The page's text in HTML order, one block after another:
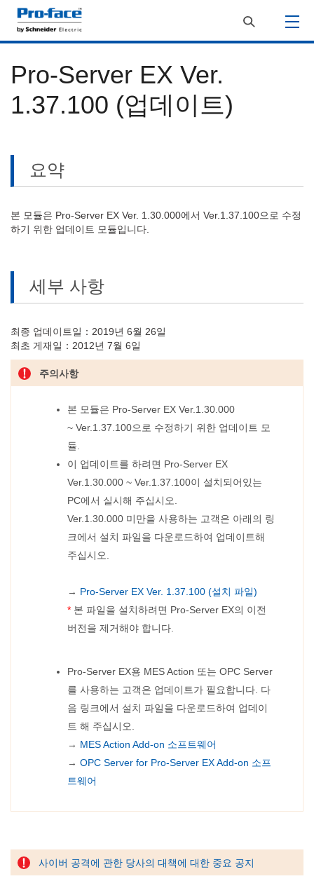
Pro-Server EX Ver.
1.37.100 (업데이트)
요약
본 모듈은 Pro-Server EX Ver. 1.30.000에서 Ver.1.37.100으로 수정
하기 위한 업데이트 모듈입니다.
세부 사항
최종 업데이트일：2019년 6월 26일
최초 게재일：2012년 7월 6일
주의사항
본 모듈은 Pro-Server EX Ver.1.30.000
~ Ver.1.37.100으로 수정하기 위한 업데이트 모
듈.
이 업데이트를 하려면 Pro-Server EX
Ver.1.30.000 ~ Ver.1.37.100이 설치되어있는
PC에서 실시해 주십시오.
Ver.1.30.000 미만을 사용하는 고객은 아래의 링
크에서 설치 파일을 다운로드하여 업데이트해
주십시오.
→ Pro-Server EX Ver. 1.37.100 (설치 파일)
* 본 파일을 설치하려면 Pro-Server EX의 이전
버전을 제거해야 합니다.
Pro-Server EX용 MES Action 또는 OPC Server
를 사용하는 고객은 업데이트가 필요합니다. 다
음 링크에서 설치 파일을 다운로드하여 업데이
트 해 주십시오.
→ MES Action Add-on 소프트웨어
→ OPC Server for Pro-Server EX Add-on 소프
트웨어
사이버 공격에 관한 당사의 대책에 대한 중요 공지